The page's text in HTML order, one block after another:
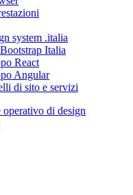
system .italia
Italia
React
Angular
di sito e servizi
operativo di design